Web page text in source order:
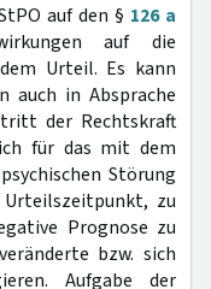
auf den § 126 a
auf die
Urteil. Es kann
auch in Absprache
der Rechtskraft
für das mit dem
Störung
zu
Prognose zu
bzw. sich
Aufgabe der